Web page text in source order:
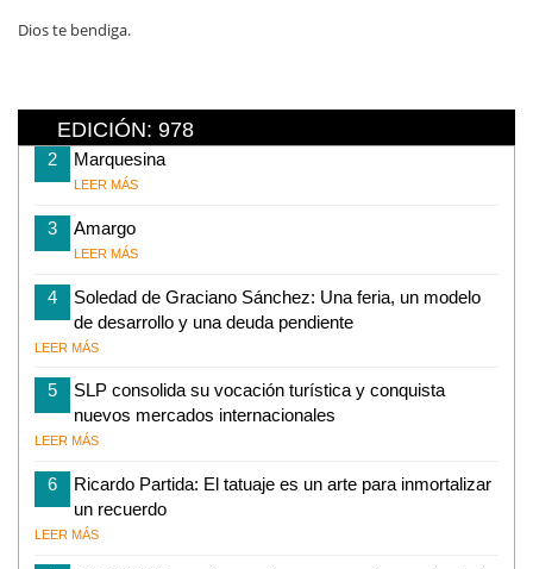
Dios te bendiga.
EDICIÓN: 978
2 Marquesina
LEER MÁS
3 Amargo
LEER MÁS
4
Soledad de Graciano Sánchez: Una feria, un modelo
de desarrollo y una deuda pendiente
LEER MÁS
5
SLP consolida su vocación turística y conquista
nuevos mercados internacionales
LEER MÁS
6
Ricardo Partida: El tatuaje es un arte para inmortalizar
un recuerdo
LEER MÁS